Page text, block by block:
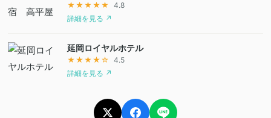
★★★★★
4.8
詳細を見る ↗
延岡ロイヤルホテル
★★★★☆
4.5
詳細を見る ↗